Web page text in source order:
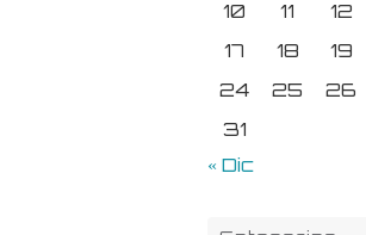
10
11 12
17
18 19
24
25 26
31
« Dic